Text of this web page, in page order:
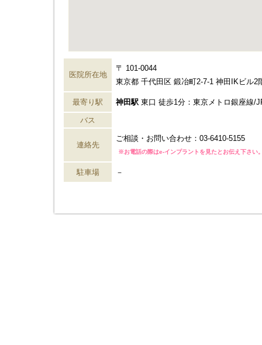
医院所在地
〒 101-0044
東京都 千代田区 鍛冶町2-7-1 神田IKビル2
最寄り駅 神田駅 東口 徒歩1分：東京メトロ銀座線/
バス
連絡先
ご相談・お問い合わせ： 03-6410-5155
※お電話の際はe-インプラントを見たとお伝え下さい
駐車場 －